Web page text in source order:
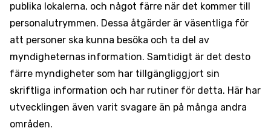
publika lokalerna, och något färre när det kommer till
personalutrymmen. Dessa åtgärder är väsentliga för
att personer ska kunna besöka och ta del av
myndigheternas information. Samtidigt är det desto
färre myndigheter som har tillgängliggjort sin
skriftliga information och har rutiner för detta. Här har
utvecklingen även varit svagare än på många andra
områden.